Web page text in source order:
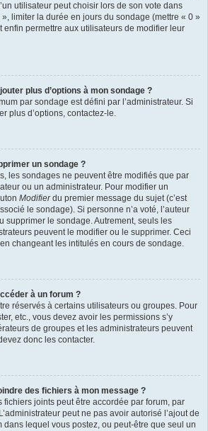
utilisateur peut choisir lors de son vote dans
limiter la durée en jours du sondage (mettre « 0 »
enfin permettre aux utilisateurs de modifier leur
plus d’options à mon sondage ?
par sondage est défini par l’administrateur. Si
plus d’options, contactez-le.
un sondage ?
les sondages ne peuvent être modifiés que par
ou un administrateur. Pour modifier un
Modifierdu premier message du sujet (c’est
le sondage). Si personne n’a voté, l’auteur
supprimer le sondage. Autrement, seuls les
peuvent le modifier ou le supprimer. Ceci
changeant les intitulés en cours de sondage.
à un forum ?
réservés à certains utilisateurs ou groupes. Pour
etc., vous devez avoir les permissions s’y
de groupes et les administrateurs peuvent
donc les contacter.
des fichiers à mon message ?
fichiers joints peut être accordée par forum, par
peut ne pas avoir autorisé l’ajout de
dans lequel vous postez, ou peut-être que seul un